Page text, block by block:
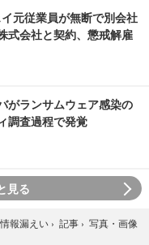
元従業員が無断で別会社
式会社と契約、懲戒解雇
がランサムウェア感染の
調査過程で発覚
見る
報漏えい › 記事 › 写真・画像